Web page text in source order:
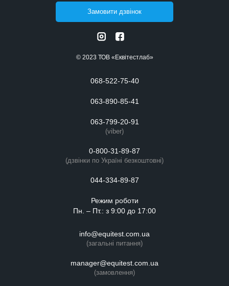
Замовити дзвінок
© 2023 ТОВ «Еквітестлаб»
068-522-75-40
063-890-85-41
063-799-20-91
(viber)
0-800-31-89-87
(дзвінки по Україні безкоштовні)
044-334-89-87
Режим роботи
Пн. – Пт.: з 9:00 до 17:00
info@equitest.com.ua
(загальні питання)
manager@equitest.com.ua
(замовлення)